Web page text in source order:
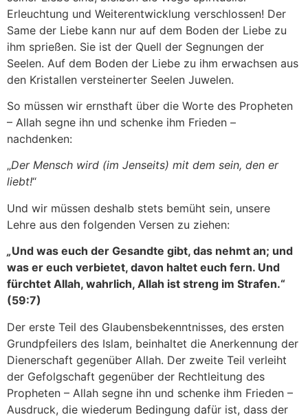
Erleuchtung und Weiterentwicklung verschlossen! Der
Same der Liebe kann nur auf dem Boden der Liebe zu
ihm sprießen. Sie ist der Quell der Segnungen der
Seelen. Auf dem Boden der Liebe zu ihm erwachsen aus
den Kristallen versteinerter Seelen Juwelen.
So müssen wir ernsthaft über die Worte des Propheten
– Allah segne ihn und schenke ihm Frieden –
nachdenken:
„Der Mensch wird (im Jenseits) mit dem sein, den er
liebt!“
Und wir müssen deshalb stets bemüht sein, unsere
Lehre aus den folgenden Versen zu ziehen:
„Und was euch der Gesandte gibt, das nehmt an; und
was er euch verbietet, davon haltet euch fern. Und
fürchtet Allah, wahrlich, Allah ist streng im Strafen.“
(59:7)
Der erste Teil des Glaubensbekenntnisses, des ersten
Grundpfeilers des Islam, beinhaltet die Anerkennung der
Dienerschaft gegenüber Allah. Der zweite Teil verleiht
der Gefolgschaft gegenüber der Rechtleitung des
Propheten – Allah segne ihn und schenke ihm Frieden –
Ausdruck, die wiederum Bedingung dafür ist, dass der